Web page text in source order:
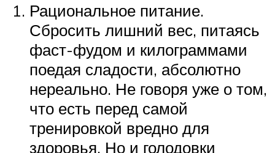
Рациональное питание.
Сбросить лишний вес, питаясь
фаст-фудом и килограммами
поедая сладости, абсолютно
нереально. Не говоря уже о том,
что есть перед самой
тренировкой вредно для
здоровья. Но и голодовки